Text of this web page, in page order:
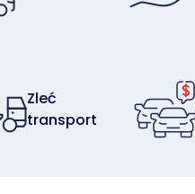
Zleć
transport